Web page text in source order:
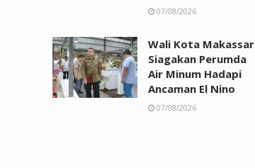
07/08/2026
Wali Kota Makassar
Siagakan Perumda
Air Minum Hadapi
Ancaman El Nino
07/08/2026